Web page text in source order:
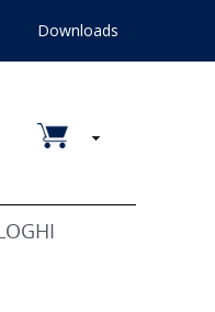
Downloads